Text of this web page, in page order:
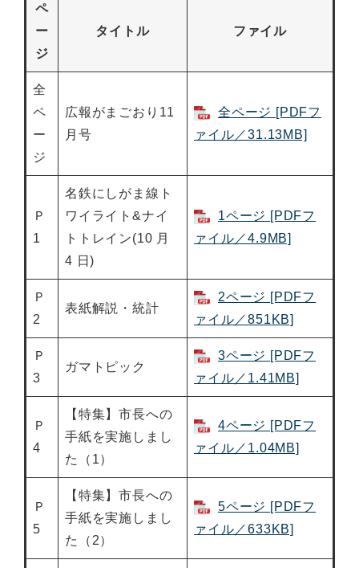
ペ
ー
ジ
タイトル ファイル
全
ペ
ー
ジ
広報がまごおり11
月号
全ページ [PDFフ
ァイル／31.13MB]
Ｐ
1
名鉄にしがま線ト
ワイライト&ナイ
トトレイン(10 月
4 日)
1ページ [PDFフ
ァイル／4.9MB]
Ｐ
2
表紙解説・統計
2ページ [PDFフ
ァイル／851KB]
Ｐ
3
ガマトピック
3ページ [PDFフ
ァイル／1.41MB]
Ｐ
4
【特集】市長への
手紙を実施しまし
た（1）
4ページ [PDFフ
ァイル／1.04MB]
Ｐ
5
【特集】市長への
手紙を実施しまし
た（2）
5ページ [PDFフ
ァイル／633KB]